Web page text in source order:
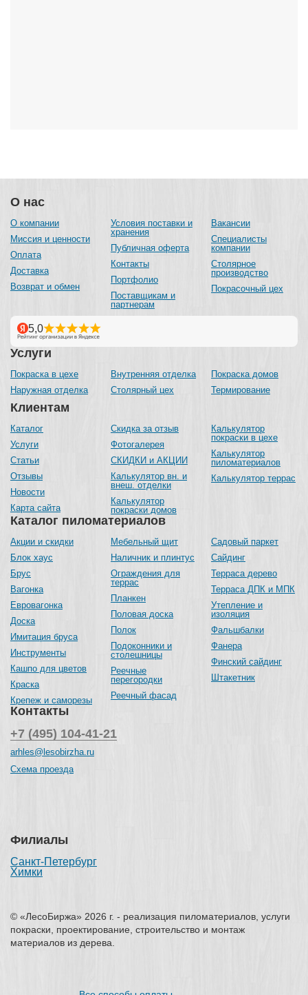
О нас
О компании
Миссия и ценности
Оплата
Доставка
Возврат и обмен
Условия поставки и
хранения
Публичная оферта
Контакты
Портфолио
Поставщикам и
партнерам
Вакансии
Специалисты
компании
Столярное
производство
Покрасочный цех
Каталог пиломатериалов
Акции и скидки
Блок хаус
Брус
Вагонка
Евровагонка
Доска
Имитация бруса
Инструменты
Кашпо для цветов
Краска
Крепеж и саморезы
Мебельный щит
Наличник и плинтус
Ограждения для
террас
Планкен
Половая доска
Полок
Подоконники и
столешницы
Реечные
перегородки
Реечный фасад
Садовый паркет
Сайдинг
Терраса дерево
Терраса ДПК и МПК
Утепление и
изоляция
Фальшбалки
Фанера
Финский сайдинг
Штакетник
Услуги
Покраска в цехе
Наружная отделка
Внутренняя отделка
Столярный цех
Покраска домов
Термирование
Клиентам
Каталог
Услуги
Статьи
Отзывы
Новости
Карта сайта
Скидка за отзыв
Фотогалерея
СКИДКИ и АКЦИИ
Калькулятор вн. и
внеш. отделки
Калькулятор
покраски домов
Калькулятор
покраски в цехе
Калькулятор
пиломатериалов
Калькулятор террас
Контакты
+7 (495) 104-41-21
arhles@lesobirzha.ru
Схема проезда
Филиалы
Санкт-Петербург
Химки
© «ЛесоБиржа» 2026 г. - реализация пиломатериалов, услуги
покраски, проектирование, строительство и монтаж
материалов из дерева.